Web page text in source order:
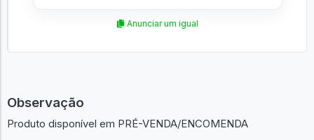
Anunciar um igual
Observação
Produto disponível em PRÉ-VENDA/ENCOMENDA